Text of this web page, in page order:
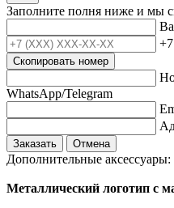
Заполните полня ниже и мы
Скопировать номер
WhatsApp/Telegram
Заказать Отмена
Дополнительные аксессуары:
Металлический логотип с